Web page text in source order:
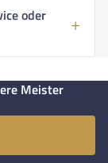
oder
Meister